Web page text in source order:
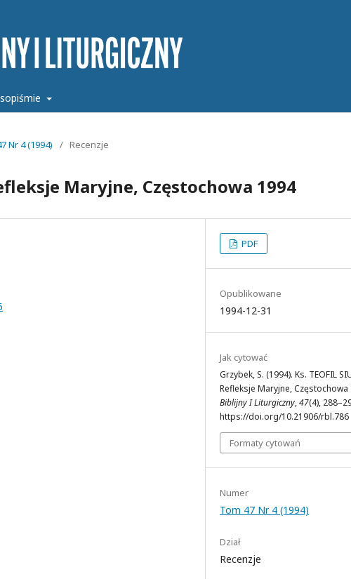
Nr 4 (1994) / Recenzje
Maryjne, Częstochowa 1994
PDF
Opublikowane
1994-12-31
Jak cytować
Grzybek, S. (1994). Ks. TEOFIL
Refleksje Maryjne, Częstochowa
Biblijny I Liturgiczny,47(4),
https://doi.org/10.21906/rbl.786
Formaty cytowań
Numer
Tom 47 Nr 4 (1994)
Dział
Recenzje